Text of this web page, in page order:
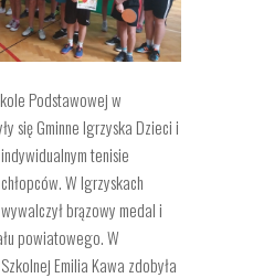
Podstawowej w
się Gminne Igrzyska Dzieci i
tenisie
W Igrzyskach
brązowy medal i
powiatowego. W
Emilia Kawa zdobyła